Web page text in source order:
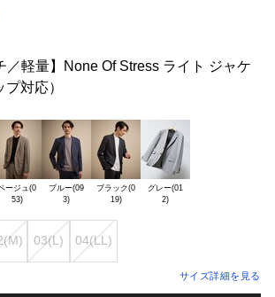
／軽量】None Of Stress ライト ジャケ
対応）
ージュ(0
53)
ブルー(09
ブラック(0
19)
グレー(01
03(L) 04(LL)
サイズ詳細を見る